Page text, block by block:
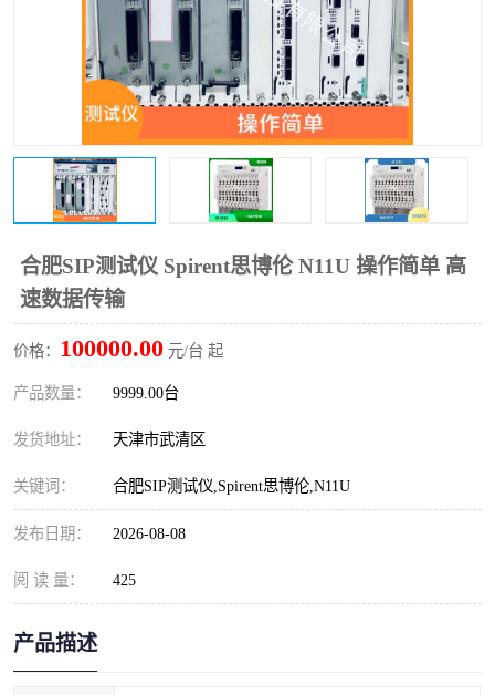
合肥SIP测试仪 Spirent思博伦 N11U 操作简单 高
速数据传输
价格： 100000.00 元/台 起
产品数量： 9999.00台
发货地址： 天津市武清区
关键词： 合肥SIP测试仪,Spirent思博伦,N11U
发布日期： 2026-08-08
阅 读 量： 425
产品描述
发包仪IXIA XGS2 思博伦Spirent SPT-9000A